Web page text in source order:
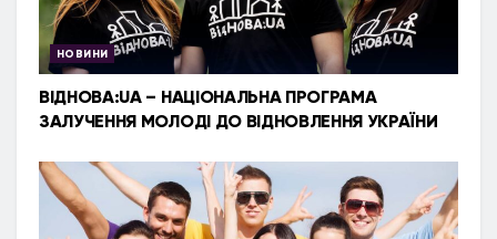
НОВИНИ
ВІДНОВА:UA – НАЦІОНАЛЬНА ПРОГРАМА
ЗАЛУЧЕННЯ МОЛОДІ ДО ВІДНОВЛЕННЯ УКРАЇНИ